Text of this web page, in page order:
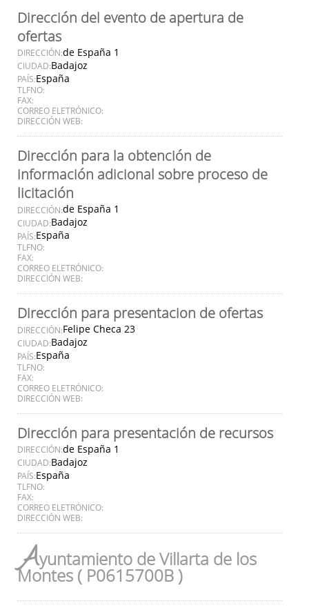
Dirección del evento de apertura de
ofertas
DIRECCIÓN:de España 1
CIUDAD:Badajoz
PAÍS:España
TLFNO:
FAX:
CORREO ELETRÓNICO:
DIRECCIÓN WEB:
Dirección para la obtención de
información adicional sobre proceso de
licitación
DIRECCIÓN:de España 1
CIUDAD:Badajoz
PAÍS:España
TLFNO:
FAX:
CORREO ELETRÓNICO:
DIRECCIÓN WEB:
Dirección para presentacion de ofertas
DIRECCIÓN:Felipe Checa 23
CIUDAD:Badajoz
PAÍS:España
TLFNO:
FAX:
CORREO ELETRÓNICO:
DIRECCIÓN WEB:
Dirección para presentación de recursos
DIRECCIÓN:de España 1
CIUDAD:Badajoz
PAÍS:España
TLFNO:
FAX:
CORREO ELETRÓNICO:
DIRECCIÓN WEB:
Ayuntamiento de Villarta de los
Montes ( P0615700B )